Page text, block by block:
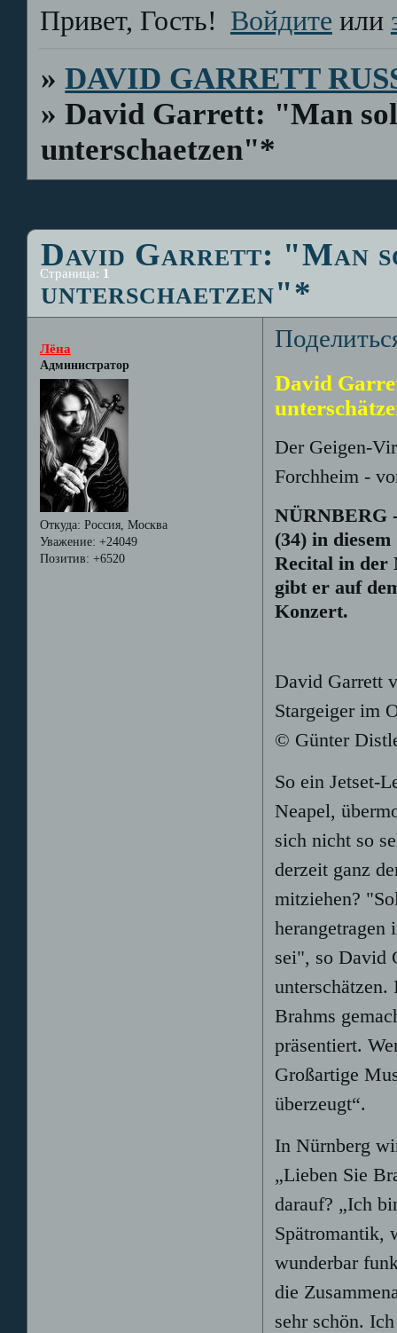
Привет, Гость! Войдите или
»DAVID GARRETT
»David Garrett: "Man
unterschaetzen"*
David Garrett: "Man
unterschaetzen"*
Страница: 1
Лёна
Администратор
Откуда: Россия, Москва
Уважение: +24049
Позитив: +6520
David
Der Geigen-
Forchheim -
NÜRNBERG
(34) in
Recital in der
gibt er auf
Konzert.
David Garrett
Stargeiger im
© Günter
So ein Jetset-
Neapel,
sich nicht so
derzeit ganz
mitziehen?
herangetragen
sei", so David
Brahms
präsentiert.
Großartige
überzeugt“.
In Nürnberg
„Lieben Sie
darauf? „Ich
Spätromantik,
wunderbar
die
sehr schön.